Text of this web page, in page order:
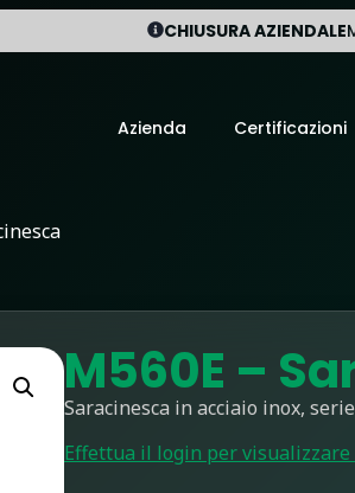
CHIUSURA AZIENDALE
Azienda Certificazioni
M560E –
Saracinesca in acciaio inox,
Effettua il login per